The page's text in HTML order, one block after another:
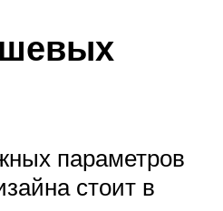
параметров
стоит в